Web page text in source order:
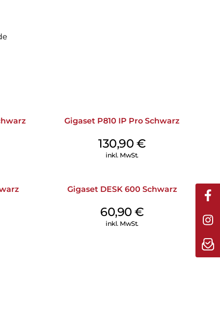
Gigaset P810 IP Pro Schwarz
130,90€
inkl. MwSt.
Gigaset DESK 600 Schwarz
60,90€
inkl. MwSt.